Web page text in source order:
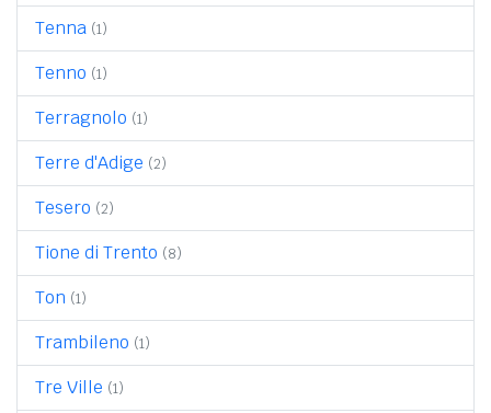
Tenna (1)
Tenno (1)
Terragnolo (1)
Terre d'Adige (2)
Tesero (2)
Tione di Trento (8)
Ton (1)
Trambileno (1)
Tre Ville (1)